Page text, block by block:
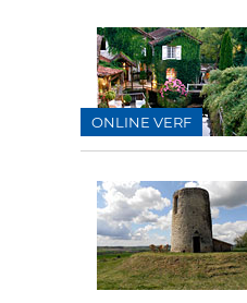
ONLINE VERF